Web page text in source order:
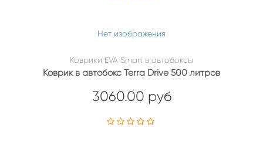
Нет изображения
Коврики EVA Smart в автобоксы
Коврик в автобокс Terra Drive 500 литров
3060.00 руб